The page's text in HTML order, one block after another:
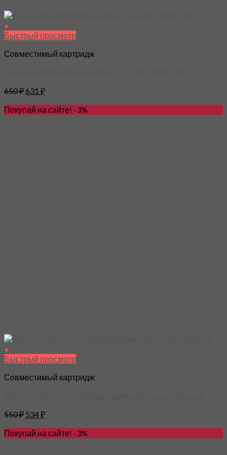
+
Быстрый просмотр
Совместимый картридж
650₽631 ₽
Покупай на сайте! -3%
+
Быстрый просмотр
Совместимый картридж
550₽ 534₽
Покупай на сайте! -3%